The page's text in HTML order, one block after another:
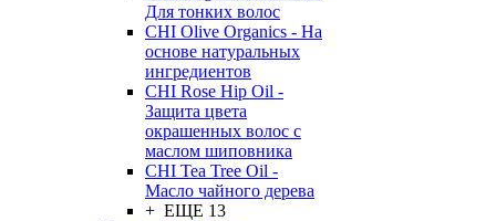
Для тонких волос
CHI Olive Organics - На
основе натуральных
ингредиентов
CHI Rose Hip Oil -
Защита цвета
окрашенных волос с
маслом шиповника
CHI Tea Tree Oil -
Масло чайного дерева
+ ЕЩЕ 13